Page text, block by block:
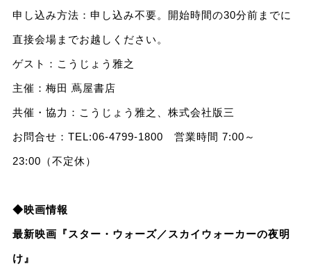
申し込み方法：申し込み不要。開始時間の30分前までに
直接会場までお越しください。
ゲスト：こうじょう雅之
主催：梅田 蔦屋書店
共催・協力：こうじょう雅之、株式会社版三
お問合せ：TEL:06-4799-1800 営業時間 7:00～
23:00（不定休）
◆映画情報
最新映画『スター・ウォーズ／スカイウォーカーの夜明
け』